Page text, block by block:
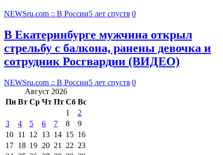
NEWSru.com :: В России5 лет спустя 0
В Екатеринбурге мужчина открыл
стрельбу с балкона, ранены девочка и
сотрудник Росгвардии (ВИДЕО)
NEWSru.com :: В России5 лет спустя 0
Август 2026
Пн Вт Ср Чт Пт Сб Вс
1
2
3
4 5 6 7 8
9
10 11 12 13 14 15 16
17 18 19 20 21 22 23